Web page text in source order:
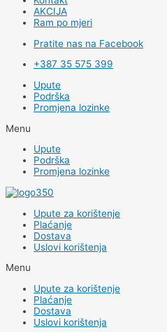
AKCIJA
Ram po mjeri
Pratite nas na Facebook
+387 35 575 399
Upute
Podrška
Promjena lozinke
Menu
Upute
Podrška
Promjena lozinke
Upute za korištenje
Plaćanje
Dostava
Uslovi korištenja
Menu
Upute za korištenje
Plaćanje
Dostava
Uslovi korištenja